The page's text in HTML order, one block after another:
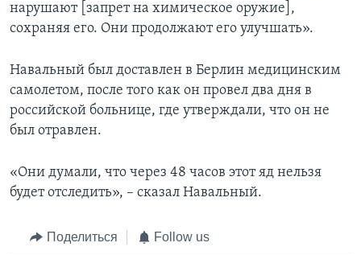
нарушают [запрет на химическое оружие],
сохраняя его. Они продолжают его улучшать».
Навальный был доставлен в Берлин медицинским
самолетом, после того как он провел два дня в
российской больнице, где утверждали, что он не
был отравлен.
«Они думали, что через 48 часов этот яд нельзя
будет отследить», – сказал Навальный.
Поделиться Follow us